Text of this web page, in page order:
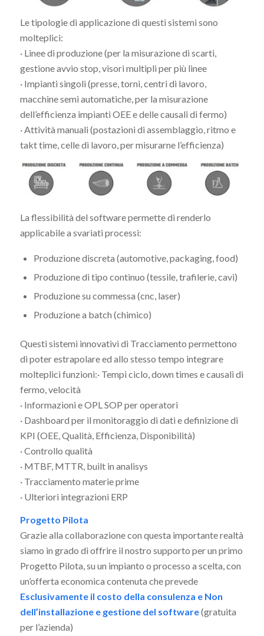
Le tipologie di applicazione di questi sistemi sono
molteplici:
· Linee di produzione (per la misurazione di scarti,
gestione avvio stop, visori multipli per più linee
· Impianti singoli (presse, torni, centri di lavoro,
macchine semi automatiche, per la misurazione
dell’efficienza impianti OEE e delle causali di fermo)
· Attività manuali (postazioni di assemblaggio, ritmo e
takt time, celle di lavoro, per misurarne l’efficienza)
La flessibilità del software permette di renderlo
applicabile a svariati processi:
Produzione discreta (automotive, packaging, food)
Produzione di tipo continuo (tessile, trafilerie, cavi)
Produzione su commessa (cnc, laser)
Produzione a batch (chimico)
Questi sistemi innovativi di Tracciamento permettono
di poter estrapolare ed allo stesso tempo integrare
molteplici funzioni:· Tempi ciclo, down times e causali di
fermo, velocità
· Informazioni e OPL SOP per operatori
· Dashboard per il monitoraggio di dati e definizione di
KPI (OEE, Qualità, Efficienza, Disponibilità)
· Controllo qualità
· MTBF, MTTR, built in analisys
· Tracciamento materie prime
· Ulteriori integrazioni ERP
Progetto Pilota
Grazie alla collaborazione con questa importante realtà
siamo in grado di offrire il nostro supporto per un primo
Progetto Pilota, su un impianto o processo a scelta, con
un’offerta economica contenuta che prevede
Esclusivamente il costo della consulenza e Non
dell’installazione e gestione del software(gratuita
per l’azienda)